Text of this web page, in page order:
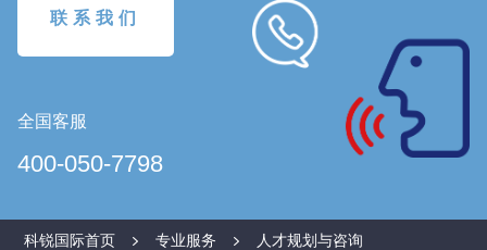
联系我们
全国客服
400-050-7798
科锐国际首页 专业服务 人才规划与咨询